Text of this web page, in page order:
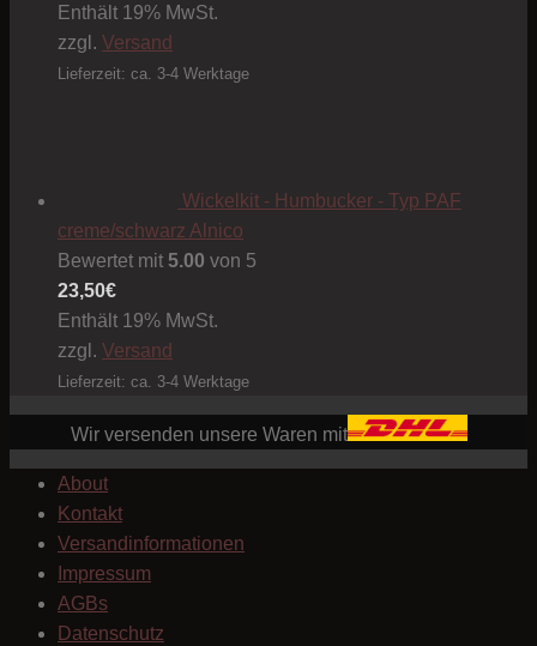
Enthält 19% MwSt.
zzgl. Versand
Lieferzeit: ca. 3-4 Werktage
Wickelkit - Humbucker - Typ PAF
creme/schwarz Alnico
Bewertet mit 5.00 von 5
23,50€
Enthält 19% MwSt.
zzgl. Versand
Lieferzeit: ca. 3-4 Werktage
Wir versenden unsere Waren mit
About
Kontakt
Versandinformationen
Impressum
AGBs
Datenschutz